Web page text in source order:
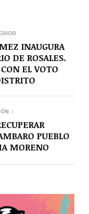
INAUGURA
DE ROSALES.
EL VOTO
PUEBLO
MORENO